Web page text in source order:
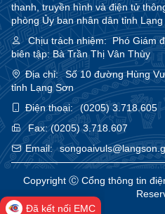
thanh, truyền hình và điện tử
phòng Ủy ban nhân dân tỉnh Lạng
Chịu trách nhiệm:Phó Giám
biên tập: Bà Trần Thị Vân Thùy
Địa chỉ:
Số 10 đường Hùng
tỉnh Lạng Sơn
Điện thoại:
(0205) 3.718.605
Fax:(0205) 3.718.607
Email:
Copyright Ⓒ Cổng thông tin
Đã kết nối EMC